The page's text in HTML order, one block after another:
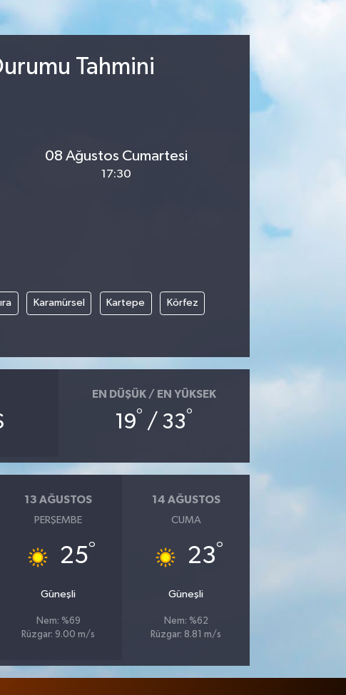
Tahmini
08 Ağustos Cumartesi
17:30
Karamürsel Kartepe Körfez
EN DÜŞÜK / EN YÜKSEK
19° / 33°
13 AĞUSTOS
PERŞEMBE
25°
Güneşli
Nem: %69
Rüzgar: 9.00 m/s
14 AĞUSTOS
CUMA
23°
Güneşli
Nem: %62
Rüzgar: 8.81 m/s